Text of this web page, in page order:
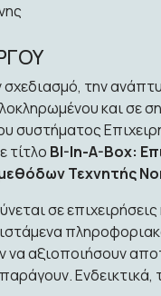
την
και σε
συστήματος
τίτλο BI-In-A-Box:
Τεχνητής
σε
να αξιοποιήσουν
Ενδεικτικά,